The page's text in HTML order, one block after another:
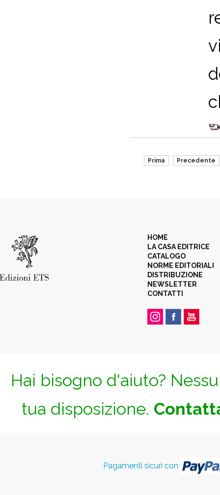
Prima Precedente
HOME
LA CASA EDITRICE
CATALOGO
NORME EDITORIALI
DISTRIBUZIONE
NEWSLETTER
CONTATTI
Hai bisogno d'aiuto?
tua disposizione.
Pagamenti sicuri con